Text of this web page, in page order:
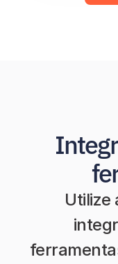
Utilize